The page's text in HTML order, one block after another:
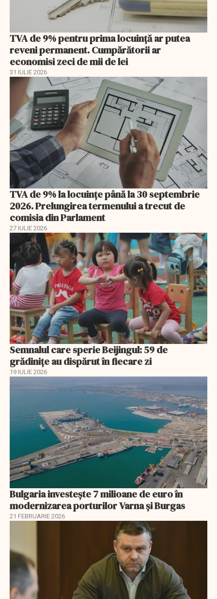
TVA de 9% pentru prima locuință ar putea
reveni permanent. Cumpărătorii ar
economisi zeci de mii de lei
31 IULIE 2026
TVA de 9% la locuințe până la 30 septembrie
2026. Prelungirea termenului a trecut de
comisia din Parlament
27 IULIE 2026
Semnalul care sperie Beijingul: 59 de
grădinițe au dispărut în fiecare zi
19 IULIE 2026
Bulgaria investește 7 milioane de euro în
modernizarea porturilor Varna și Burgas
21 FEBRUARIE 2026